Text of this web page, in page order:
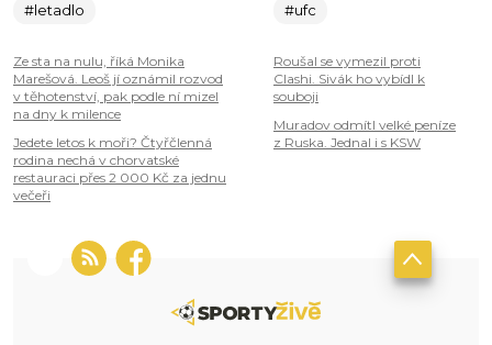
#letadlo
Ze sta na nulu, říká Monika
Marešová. Leoš jí oznámil rozvod
v těhotenství, pak podle ní mizel
na dny k milence
Jedete letos k moři? Čtyřčlenná
rodina nechá v chorvatské
restauraci přes 2 000 Kč za jednu
večeři
#ufc
Roušal se vymezil proti
Clashi. Sivák ho vybídl k
souboji
Muradov odmítl velké peníze
z Ruska. Jednal i s KSW